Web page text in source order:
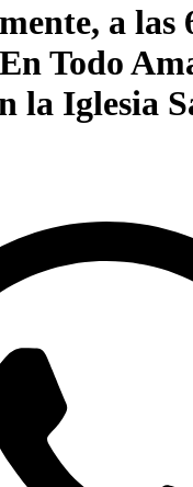
a las
Todo
la Iglesia